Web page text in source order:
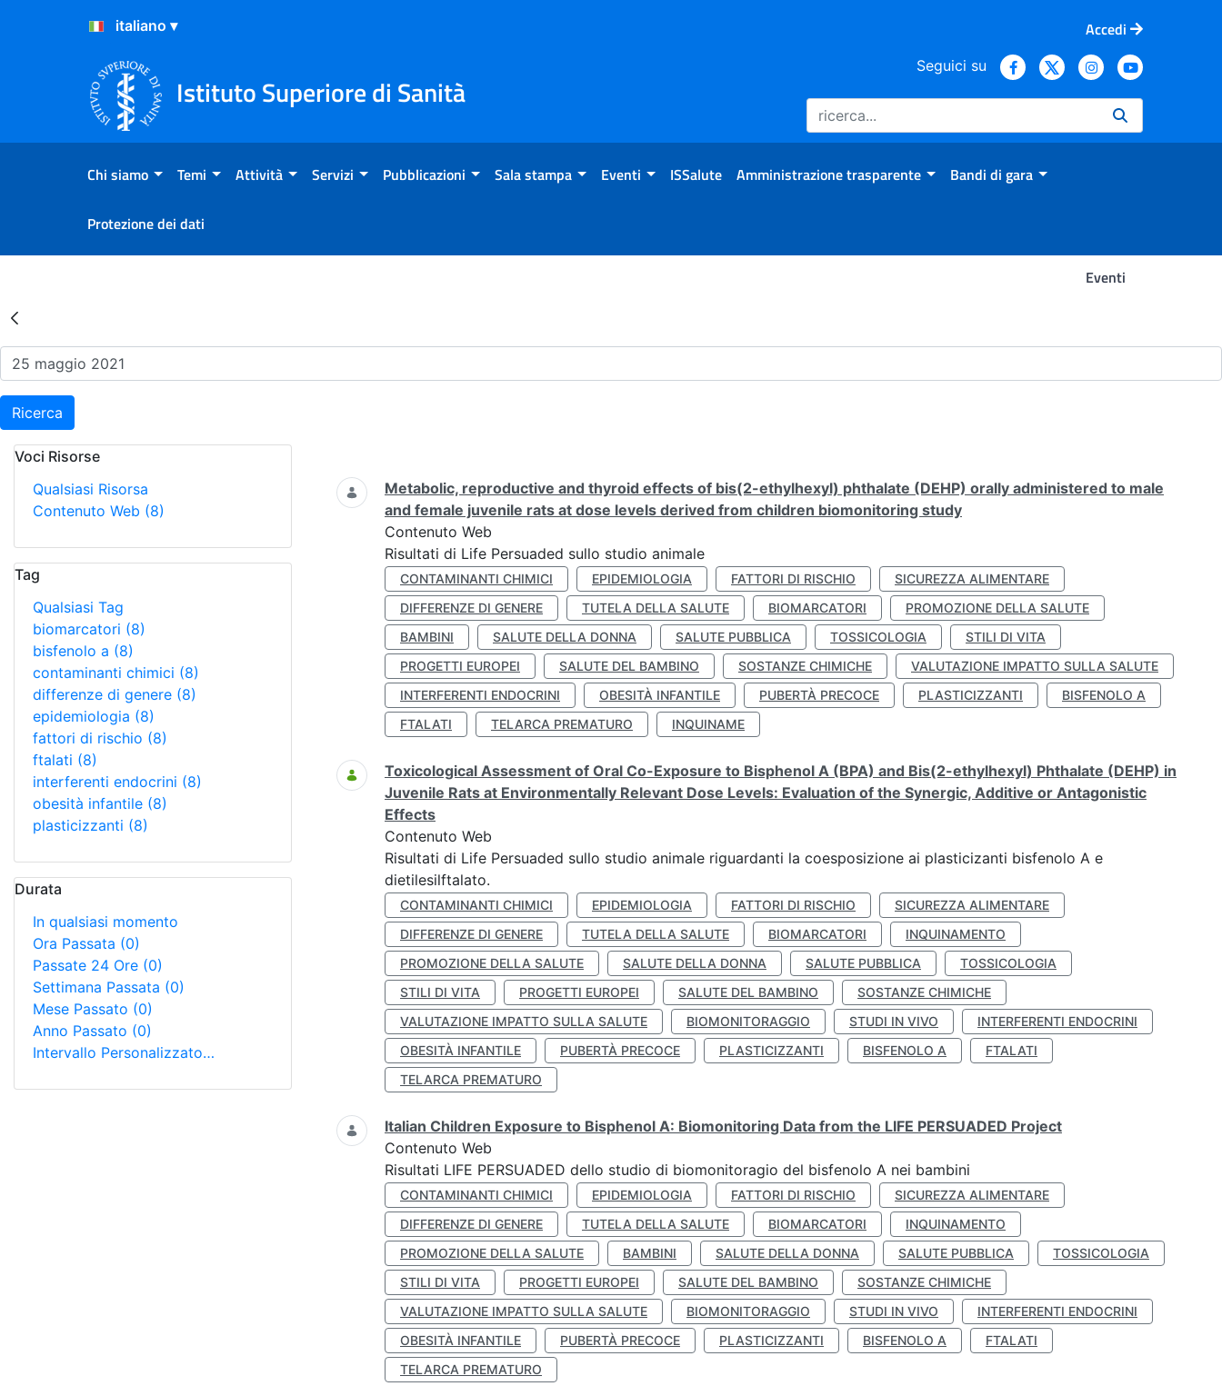
Salta al Contenuto
Salta al Footer
Accedi
Istituto Superiore di Sanità
Seguici su
Chi siamo Temi Attività Servizi Pubblicazioni Sala stampa Eventi ISSalute Amministrazione trasparente Bandi di gara
Protezione dei dati
Eventi
Risultati della Ricerca - Eventi
Ricerca
Voci Risorse
Qualsiasi Risorsa
Contenuto Web (8)
Tag
Qualsiasi Tag
biomarcatori (8)
bisfenolo a (8)
contaminanti chimici (8)
differenze di genere (8)
epidemiologia (8)
fattori di rischio (8)
ftalati (8)
interferenti endocrini (8)
obesità infantile (8)
plasticizzanti (8)
Durata
In qualsiasi momento
Ora Passata (0)
Passate 24 Ore (0)
Settimana Passata (0)
Mese Passato (0)
Anno Passato (0)
Intervallo Personalizzato…
Ricerca
Metabolic, reproductive and thyroid effects of bis(2-ethylhexyl) phthalate (DEHP) orally administered to male
and female juvenile rats at dose levels derived from children biomonitoring study
Contenuto Web
Risultati di Life Persuaded sullo studio animale
CONTAMINANTI CHIMICI EPIDEMIOLOGIA FATTORI DI RISCHIO
SICUREZZA ALIMENTARE
DIFFERENZE DI GENERE
TUTELA DELLA SALUTE BIOMARCATORI
PROMOZIONE DELLA SALUTE
BAMBINI
SALUTE DELLA DONNA SALUTE PUBBLICA TOSSICOLOGIA
STILI DI VITA
PROGETTI EUROPEI
SALUTE DEL BAMBINO SOSTANZE CHIMICHE
VALUTAZIONE IMPATTO SULLA SALUTE
INTERFERENTI ENDOCRINI
OBESITÀ INFANTILE PUBERTÀ PRECOCE PLASTICIZZANTI
BISFENOLO A
FTALATI
TELARCA PREMATURO INQUINAME
Toxicological Assessment of Oral Co-Exposure to Bisphenol A (BPA) and Bis(2-ethylhexyl) Phthalate (DEHP) in
Juvenile Rats at Environmentally Relevant Dose Levels: Evaluation of the Synergic, Additive or Antagonistic
Effects
Contenuto Web
Risultati di Life Persuaded sullo studio animale riguardanti la coesposizione ai plasticizanti bisfenolo A e
dietilesilftalato.
CONTAMINANTI CHIMICI EPIDEMIOLOGIA FATTORI DI RISCHIO
SICUREZZA ALIMENTARE
DIFFERENZE DI GENERE
TUTELA DELLA SALUTE BIOMARCATORI
INQUINAMENTO
PROMOZIONE DELLA SALUTE
SALUTE DELLA DONNA SALUTE PUBBLICA
TOSSICOLOGIA
STILI DI VITA
PROGETTI EUROPEI SALUTE DEL BAMBINO
SOSTANZE CHIMICHE
VALUTAZIONE IMPATTO SULLA SALUTE
BIOMONITORAGGIO STUDI IN VIVO
INTERFERENTI ENDOCRINI
OBESITÀ INFANTILE
PUBERTÀ PRECOCE PLASTICIZZANTI BISFENOLO A
FTALATI
TELARCA PREMATURO
Italian Children Exposure to Bisphenol A: Biomonitoring Data from the LIFE PERSUADED Project
Contenuto Web
Risultati LIFE PERSUADED dello studio di biomonitoragio del bisfenolo A nei bambini
CONTAMINANTI CHIMICI EPIDEMIOLOGIA FATTORI DI RISCHIO
SICUREZZA ALIMENTARE
DIFFERENZE DI GENERE
TUTELA DELLA SALUTE BIOMARCATORI
INQUINAMENTO
PROMOZIONE DELLA SALUTE
BAMBINI SALUTE DELLA DONNA SALUTE PUBBLICA
TOSSICOLOGIA
STILI DI VITA
PROGETTI EUROPEI SALUTE DEL BAMBINO
SOSTANZE CHIMICHE
VALUTAZIONE IMPATTO SULLA SALUTE
BIOMONITORAGGIO STUDI IN VIVO
INTERFERENTI ENDOCRINI
OBESITÀ INFANTILE
PUBERTÀ PRECOCE PLASTICIZZANTI BISFENOLO A
FTALATI
TELARCA PREMATURO